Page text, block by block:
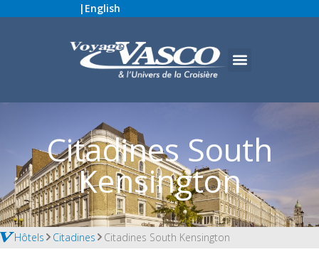
| English
Citadines South
Kensington
Hôtels Citadines Citadines South Kensington